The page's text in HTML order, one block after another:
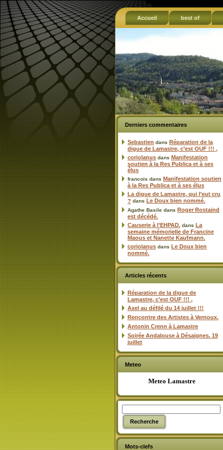
Accueil best of
Derniers commentaires
Sebastien dans Réparation de la
digue de Lamastre, c’est OUF !!! ,
coriolanus dans Manifestation
soutien à la Res Publica et à ses
élus
francois dans Manifestation soutien
à la Res Publica et à ses élus
La digue de Lamastre, qui l’eut cru
? dans Le Doux bien nommé.
Agathe Basile dans Roger Rostaind
est décédé.
Causerie à l’EHPAD. dans La
semaine mémorielle de Francine
Maous et Nanette Kaufmann.
coriolanus dans Le Doux bien
nommé.
Articles récents
Réparation de la digue de
Lamastre, c’est OUF !!! ,
Axel au défilé du 14 juillet !!!
Rencontre des Artistes à Vernoux.
Antonin Crenn à Lamastre
Soirée Andalouse à Désaignes. 19
juillet
Meteo
Meteo Lamastre
Mots-clefs